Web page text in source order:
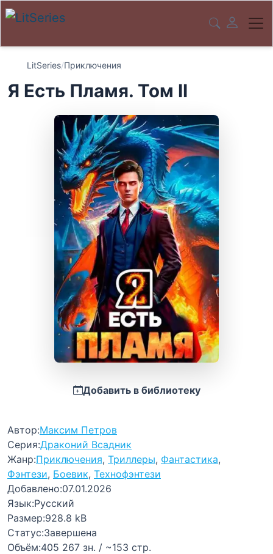
LitSeries/Приключения
Я Есть Пламя. Том II
Добавить в библиотеку
Автор:Максим Петров
Серия:Драконий Всадник
Жанр:Приключения, Триллеры, Фантастика,
Фэнтези, Боевик, Технофэнтези
Добавлено:07.01.2026
Язык:Русский
Размер:928.8 kB
Статус:Завершена
Объём:405 267 зн. / ~153 стр.